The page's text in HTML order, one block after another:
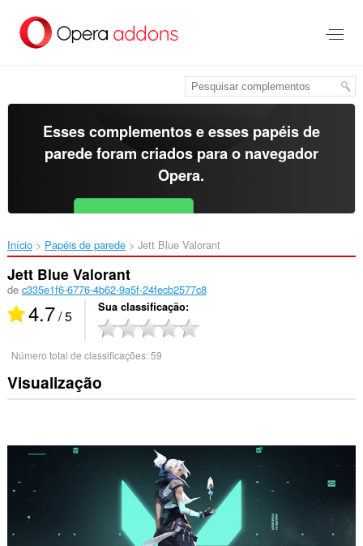
para
Esses complementos e esses papéis de
parede foram criados para o navegador
Opera.
Baixar o Opera Free for Android
Início Papéis de parede Jett Blue Valorant‎
Jett Blue Valorant
de c335e1f6-6776-4b62-9a5f-24fecb2577c8
4.7/ 5 Sua classificação
Número total de classificações:59
Visualização